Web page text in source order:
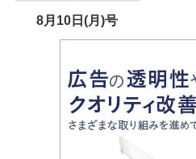
8月10日(月)号